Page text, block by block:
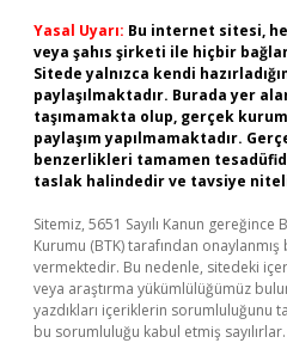
Yasal Uyarı: Bu internet sitesi,
veya şahıs şirketi ile hiçbir
Sitede yalnızca kendi
paylaşılmaktadır. Burada yer
taşımamakta olup, gerçek
paylaşım yapılmamaktadır.
benzerlikleri tamamen
taslak halindedir ve tavsiye
Sitemiz, 5651 Sayılı Kanun
Kurumu (BTK) tarafından
vermektedir. Bu nedenle, sitedeki
veya araştırma yükümlülüğümüz
yazdıkları içeriklerin sorumluluğunu
bu sorumluluğu kabul etmiş sayılırlar.